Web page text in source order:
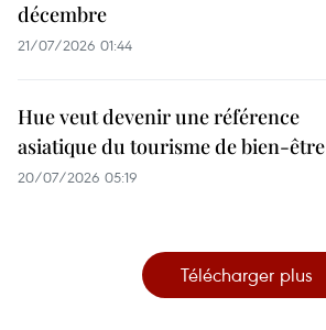
décembre
21/07/2026 01:44
Hue veut devenir une référence
asiatique du tourisme de bien-être
20/07/2026 05:19
Télécharger plus